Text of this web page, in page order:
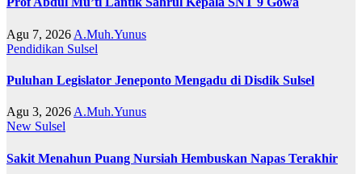
Agu 7, 2026 A.Muh.Yunus
Pendidikan Sulsel
Puluhan Legislator Jeneponto Mengadu di Disdik Sulsel
Agu 3, 2026 A.Muh.Yunus
New Sulsel
Sakit Menahun Puang Nursiah Hembuskan Napas Terakhir